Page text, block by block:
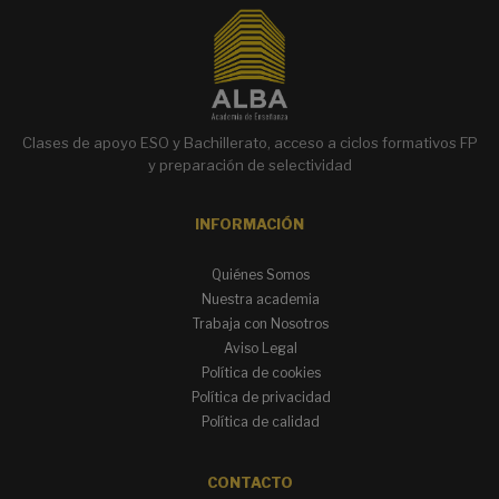
Clases de apoyo ESO y Bachillerato, acceso a ciclos formativos FP
y preparación de selectividad
INFORMACIÓN
Quiénes Somos
Nuestra academia
Trabaja con Nosotros
Aviso Legal
Política de cookies
Política de privacidad
Política de calidad
CONTACTO